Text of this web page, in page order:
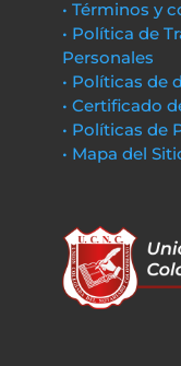
• Términos y
• Política de
Personales
• Políticas de
• Certificado
• Políticas de
• Mapa del